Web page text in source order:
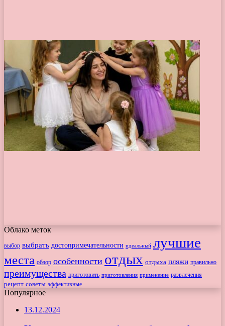
Облако меток
выбор выбрать достопримечательности идеальный лучшие
места обзор особенности отдых отдыха пляжи правильно
преимущества приготовить приготовления применение развлечения
рецепт советы эффективные
Популярное
13.12.2024